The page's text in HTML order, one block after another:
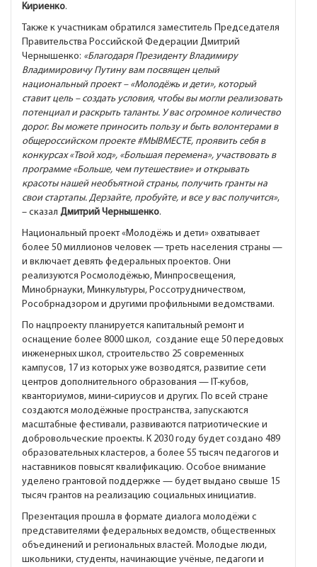
Кириенко.
Также к участникам обратился заместитель Председателя
Правительства Российской Федерации Дмитрий
Чернышенко: «Благодаря Президенту Владимиру
Владимировичу Путину вам посвящен целый
национальный проект – «Молодёжь и дети», который
ставит цель – создать условия, чтобы вы могли реализовать
потенциал и раскрыть таланты. У вас огромное количество
дорог. Вы можете приносить пользу и быть волонтерами в
общероссийском проекте #МЫВМЕСТЕ, проявить себя в
конкурсах «Твой ход», «Большая перемена», участвовать в
программе «Больше, чем путешествие» и открывать
красоты нашей необъятной страны, получить гранты на
свои стартапы. Дерзайте, пробуйте, и все у вас получится»,
– сказал Дмитрий Чернышенко.
Национальный проект «Молодёжь и дети» охватывает
более 50 миллионов человек — треть населения страны —
и включает девять федеральных проектов. Они
реализуются Росмолодёжью, Минпросвещения,
Минобрнауки, Минкультуры, Россотрудничеством,
Рособрнадзором и другими профильными ведомствами.
По нацпроекту планируется капитальный ремонт и
оснащение более 8000 школ, создание еще 50 передовых
инженерных школ, строительство 25 современных
кампусов, 17 из которых уже возводятся, развитие сети
центров дополнительного образования — IT-кубов,
кванториумов, мини-сириусов и других. По всей стране
создаются молодёжные пространства, запускаются
масштабные фестивали, развиваются патриотические и
добровольческие проекты. К 2030 году будет создано 489
образовательных кластеров, а более 55 тысяч педагогов и
наставников повысят квалификацию. Особое внимание
уделено грантовой поддержке — будет выдано свыше 15
тысяч грантов на реализацию социальных инициатив.
Презентация прошла в формате диалога молодёжи с
представителями федеральных ведомств, общественных
объединений и региональных властей. Молодые люди,
школьники, студенты, начинающие учёные, педагоги и